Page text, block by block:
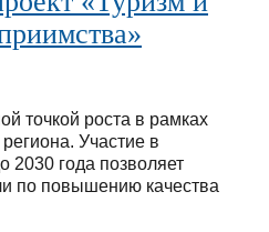
точкой роста в рамках
региона. Участие в
2030 года позволяет
по повышению качества